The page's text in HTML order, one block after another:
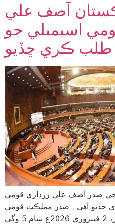
آصف علي
اسيمبلي جو
طلب ڪري ڇڏيو
جي صدر آصف علي زرداري قومي
ڇڏيو آهي۔ صدر مملڪت قومي
اسيمبلي جو اجلاس سومر، 2 فيبروري 2026ع شام 5 وڳي